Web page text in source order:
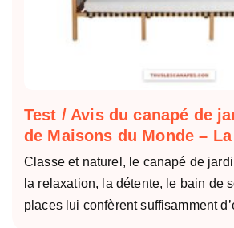
Test / Avis du canapé de
de Maisons du Monde –
Classe et naturel, le canapé de
la relaxation, la détente, le bain de
places lui confèrent suffisamment